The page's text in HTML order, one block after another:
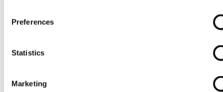
Preferences
Statistics
Marketing